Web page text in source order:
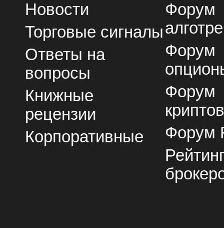
Новости
Торговые сигналы
Ответы на
вопросы
Книжные
рецензии
Корпоративные
Форум
Форум
Форум
Форум